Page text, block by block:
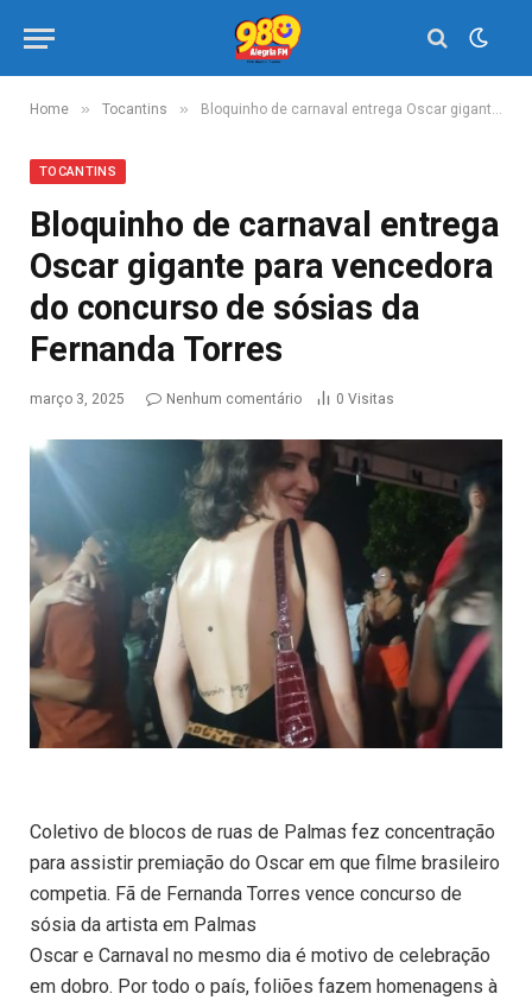
Home » Tocantins » Bloquinho de carnaval entrega Oscar gigante para vencedora do concurso de sósias da Fernanda Torres
TOCANTINS
Bloquinho de carnaval entrega
Oscar gigante para vencedora
do concurso de sósias da
Fernanda Torres
março 3, 2025 Nenhum comentário 0 Visitas
Coletivo de blocos de ruas de Palmas fez concentração
para assistir premiação do Oscar em que filme brasileiro
competia. Fã de Fernanda Torres vence concurso de
sósia da artista em Palmas
Oscar e Carnaval no mesmo dia é motivo de celebração
em dobro. Por todo o país, foliões fazem homenagens à